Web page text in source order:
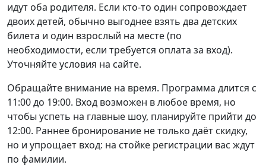
идут оба родителя. Если кто-то один сопровождает
двоих детей, обычно выгоднее взять два детских
билета и один взрослый на месте (по
необходимости, если требуется оплата за вход).
Уточняйте условия на сайте.
Обращайте внимание на время. Программа длится с
11:00 до 19:00. Вход возможен в любое время, но
чтобы успеть на главные шоу, планируйте прийти до
12:00. Раннее бронирование не только даёт скидку,
но и упрощает вход: на стойке регистрации вас ждут
по фамилии.